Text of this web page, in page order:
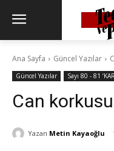
Ana Sayfa Güncel Yazılar
Güncel Yazılar Sayı 80 - 81
Can
Yazan Metin Kayaoğlu